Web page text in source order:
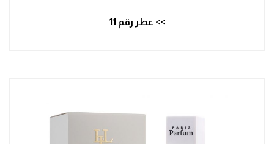
>> عطر رقم 11